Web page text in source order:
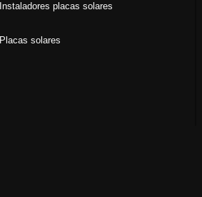
Instaladores placas solares
Placas solares